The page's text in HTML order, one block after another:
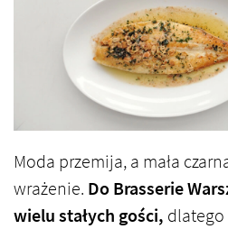
Moda przemija, a mała
wrażenie. Do Brasserie
wielu stałych gości, dlatego